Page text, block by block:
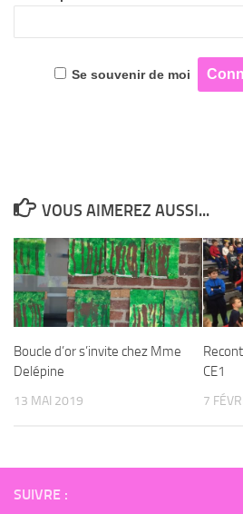
Se souvenir de moi
VOUS AIMEREZ AUSSI...
Boucle d’or s’invite chez Mme
Delépine
13 MAI 2019
CE1
7
SUIVRE :